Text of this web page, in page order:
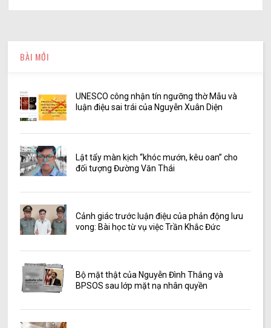
BÀI MỚI
UNESCO công nhận tín ngưỡng thờ Mẫu và
luận điệu sai trái của Nguyễn Xuân Diện
Lật tẩy màn kịch “khóc mướn, kêu oan” cho
đối tượng Đường Văn Thái
Cảnh giác trước luận điệu của phản động lưu
vong: Bài học từ vụ việc Trần Khắc Đức
Bộ mặt thật của Nguyễn Đình Thắng và
BPSOS sau lớp mặt nạ nhân quyền